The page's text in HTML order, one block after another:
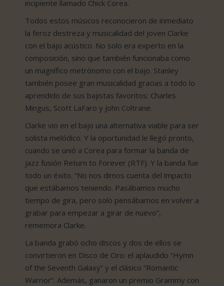
incipiente llamado Chick Corea.
Todos estos músicos reconocieron de inmediato
la feroz destreza y musicalidad del joven Clarke
con el bajo acústico. No solo era experto en la
composición, sino que también funcionaba como
un magnífico metrónomo con el bajo. Stanley
también posee gran musicalidad gracias a todo lo
aprendido de sus bajistas favoritos: Charles
Mingus, Scott LaFaro y John Coltrane.
Clarke vio en el bajo una alternativa viable para ser
solista melódico. Y la oportunidad le llegó pronto,
cuando se unió a Corea para formar la banda de
jazz fusión Return to Forever (RTF). Y la banda fue
todo un éxito. “No nos dimos cuenta del impacto
que estábamos teniendo. Pasábamos mucho
tiempo de gira, pero solo pensábamos en volver a
grabar para empezar a girar de nuevo”,
rememora Clarke.
La banda grabó ocho discos y dos de ellos se
convirtieron en Disco de Oro: el aplaudido “Hymn
of the Seventh Galaxy” y el clásico “Romantic
Warrior”. Además, ganaron un premio Grammy con